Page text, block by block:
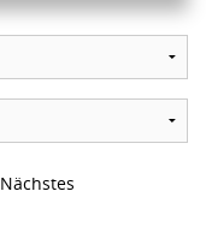
Nächstes